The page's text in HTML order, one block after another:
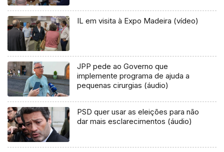
IL em visita à Expo Madeira (vídeo)
JPP pede ao Governo que
implemente programa de ajuda a
pequenas cirurgias (áudio)
PSD quer usar as eleições para não
dar mais esclarecimentos (áudio)